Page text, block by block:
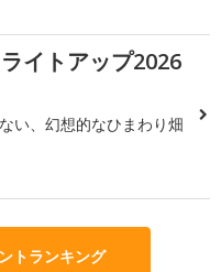
イトアップ2026
い、幻想的なひまわり畑
トランキング